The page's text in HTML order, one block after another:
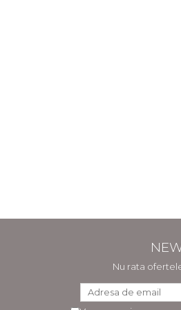
Nu rata